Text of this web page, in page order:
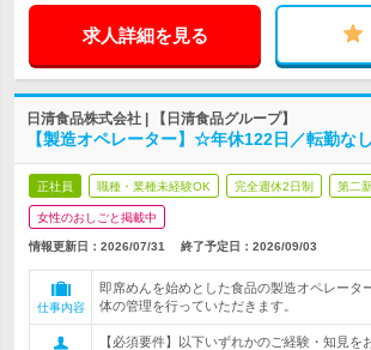
求人詳細を見る
日清食品株式会社 | 【日清食品グループ】
【製造オペレーター】☆年休122日／転勤な
正社員 職種・業種未経験OK 完全週休2日制 第二
女性のおしごと掲載中
情報更新日：2026/07/31 終了予定日： 2026/09/03
仕事内容
即席めんを始めとした食品の製造オペレータ
体の管理を行っていただきます。
【必須要件】以下いずれかのご経験・知見